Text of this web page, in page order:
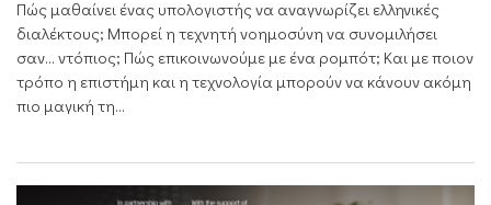
Πώς μαθαίνει ένας υπολογιστής να αναγνωρίζει ελληνικές
διαλέκτους; Μπορεί η τεχνητή νοημοσύνη να συνομιλήσει
σαν… ντόπιος; Πώς επικοινωνούμε με ένα ρομπότ; Και με ποιον
τρόπο η επιστήμη και η τεχνολογία μπορούν να κάνουν ακόμη
πιο μαγική τη...